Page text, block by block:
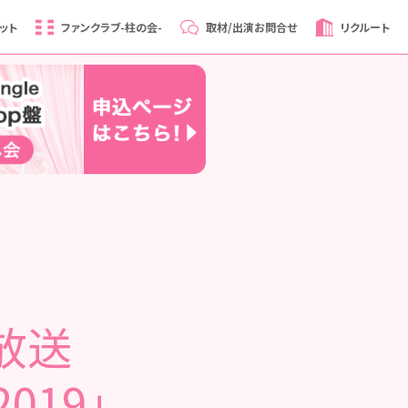
ト ファンクラブ-柱の会- 取材/出演お問合せ リクルート
送